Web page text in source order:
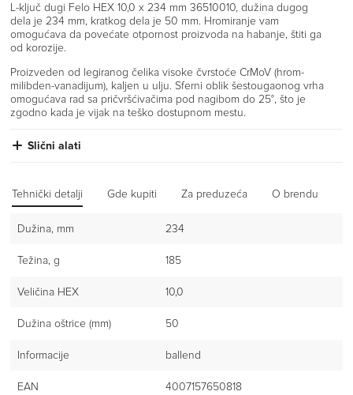
L-ključ dugi Felo HEX 10,0 x 234 mm 36510010, dužina dugog
dela je 234 mm, kratkog dela je 50 mm. Hromiranje vam
omogućava da povećate otpornost proizvoda na habanje, štiti ga
od korozije.
Proizveden od legiranog čelika visoke čvrstoće CrMoV (hrom-
milibden-vanadijum), kaljen u ulju. Sferni oblik šestougaonog vrha
omogućava rad sa pričvršćivačima pod nagibom do 25°, što je
zgodno kada je vijak na teško dostupnom mestu.
Slični alati
Tehnički detalji Gde kupiti Za preduzeća O brendu
Dužina, mm 234
Težina, g 185
Veličina HEX 10,0
Dužina oštrice (mm) 50
Informacije ballend
EAN 4007157650818